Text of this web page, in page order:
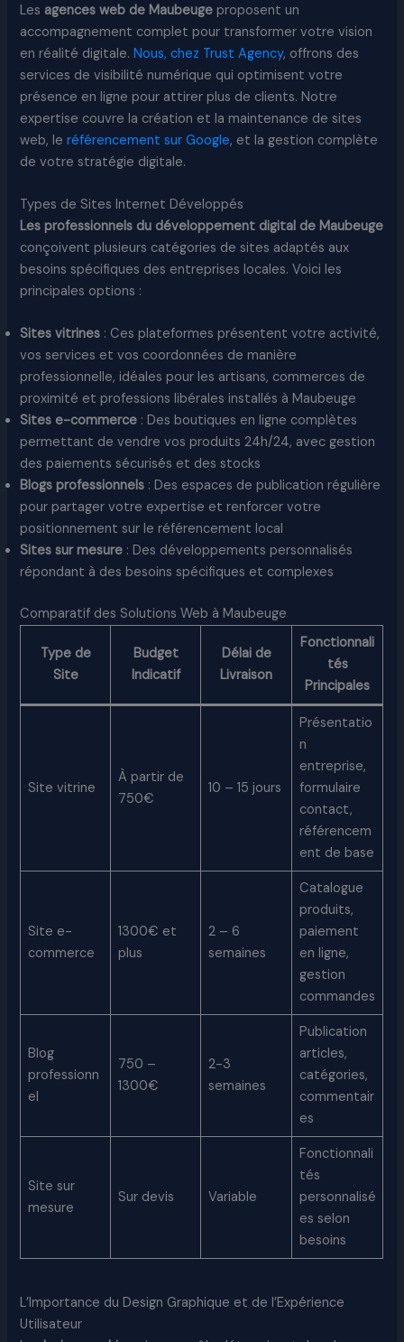
Les agences web de Maubeuge proposent un
accompagnement complet pour transformer votre vision
en réalité digitale.Nous, chez Trust Agency, offrons des
services de visibilité numérique qui optimisent votre
présence en ligne pour attirer plus de clients. Notre
expertise couvre la création et la maintenance de sites
web, leréférencement sur Google, et la gestion complète
de votre stratégie digitale.​
Types de Sites Internet Développés
Les professionnels du développement digital de Maubeuge
conçoivent plusieurs catégories de sites adaptés aux
besoins spécifiques des entreprises locales. Voici les
principales options :​
Sites vitrines : Ces plateformes présentent votre activité,
vos services et vos coordonnées de manière
professionnelle, idéales pour les artisans, commerces de
proximité et professions libérales installés à Maubeuge
Sites e-commerce : Des boutiques en ligne complètes
permettant de vendre vos produits 24h/24, avec gestion
des paiements sécurisés et des stocks
Blogs professionnels : Des espaces de publication régulière
pour partager votre expertise et renforcer votre
positionnement sur le référencement local
Sites sur mesure : Des développements personnalisés
répondant à des besoins spécifiques et complexes
Comparatif des Solutions Web à Maubeuge
Type de
Site
Budget
Indicatif
Délai de
Livraison
Fonctionnali
tés
Principales
Site vitrine
À partir de
750€
10 – 15 jours
Présentatio
n
entreprise,
formulaire
contact,
référencem
ent de base
Site e-
commerce
1300€ et
plus
2 – 6
semaines
Catalogue
produits,
paiement
en ligne,
gestion
commandes
Blog
professionn
el
750 –
1300€
2-3
semaines
Publication
articles,
catégories,
commentair
es
Site sur
mesure
Sur devis Variable
Fonctionnali
tés
personnalisé
es selon
besoins
L’Importance du Design Graphique et de l’Expérience
Utilisateur